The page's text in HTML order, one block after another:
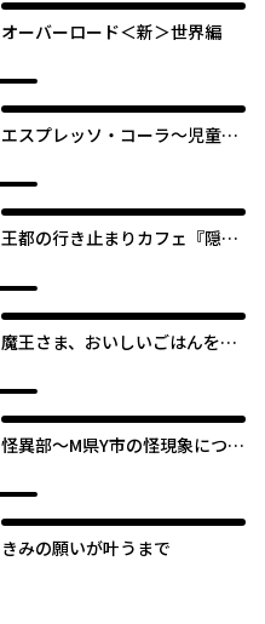
オーバーロード＜新＞世界編
エスプレッソ・コーラ～児童発
王都の行き止まりカフェ『隠れ
た私の店に筆頭文官様がくつろ
ぎに来ます～
魔王さま、おいしいごはんを召
は魔族の国でしあわせに暮らし
ます！
怪異部～M県Y市の怪現象につい
きみの願いが叶うまで